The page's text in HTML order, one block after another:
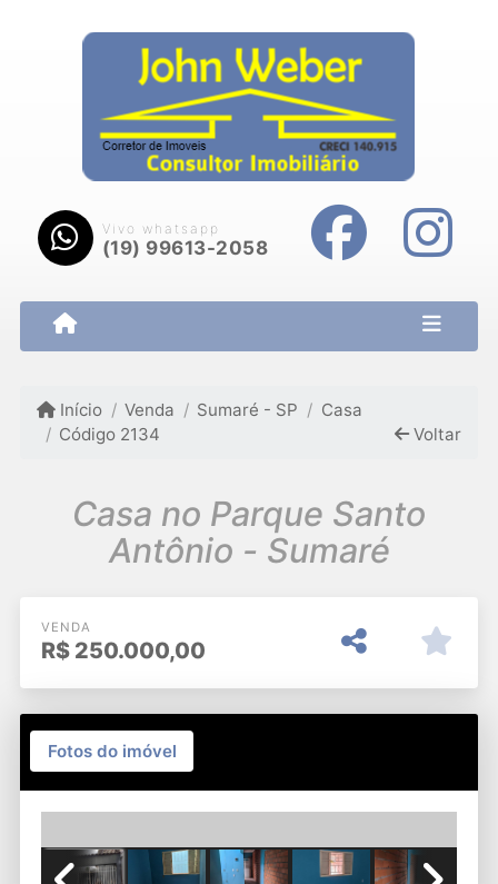
Vivo whatsapp
(19) 99613-2058
Início Venda Sumaré - SP
Casa
Código 2134
Voltar
Casa no Parque Santo
Antônio - Sumaré
VENDA
R$250.000,00
Fotos do imóvel